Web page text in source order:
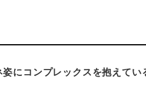
にコンプレックスを抱えて